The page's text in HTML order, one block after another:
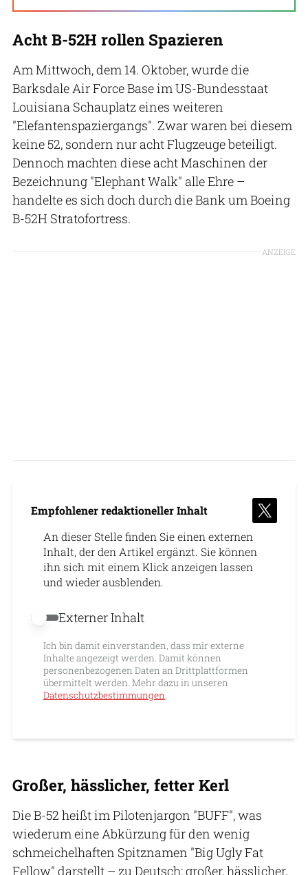
Acht B-52H rollen Spazieren
Am Mittwoch, dem 14. Oktober, wurde die
Barksdale Air Force Base im US-Bundesstaat
Louisiana Schauplatz eines weiteren
"Elefantenspaziergangs". Zwar waren bei diesem
keine 52, sondern nur acht Flugzeuge beteiligt.
Dennoch machten diese acht Maschinen der
Bezeichnung "Elephant Walk" alle Ehre –
handelte es sich doch durch die Bank um Boeing
B-52H Stratofortress.
ANZEIGE
Empfohlener redaktioneller Inhalt
An dieser Stelle finden Sie einen externen
Inhalt, der den Artikel ergänzt. Sie können
ihn sich mit einem Klick anzeigen lassen
und wieder ausblenden.
Externer Inhalt erlauben
Externer Inhalt
Ich bin damit einverstanden, dass mir externe
Inhalte angezeigt werden. Damit können
personenbezogenen Daten an Drittplattformen
übermittelt werden. Mehr dazu in unseren
Datenschutzbestimmungen.
Großer, hässlicher, fetter Kerl
Die B-52 heißt im Pilotenjargon "BUFF", was
wiederum eine Abkürzung für den wenig
schmeichelhaften Spitznamen "Big Ugly Fat
Fellow" darstellt – zu Deutsch: großer, hässlicher,